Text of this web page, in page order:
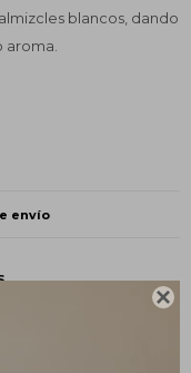

blancos, dando
envío